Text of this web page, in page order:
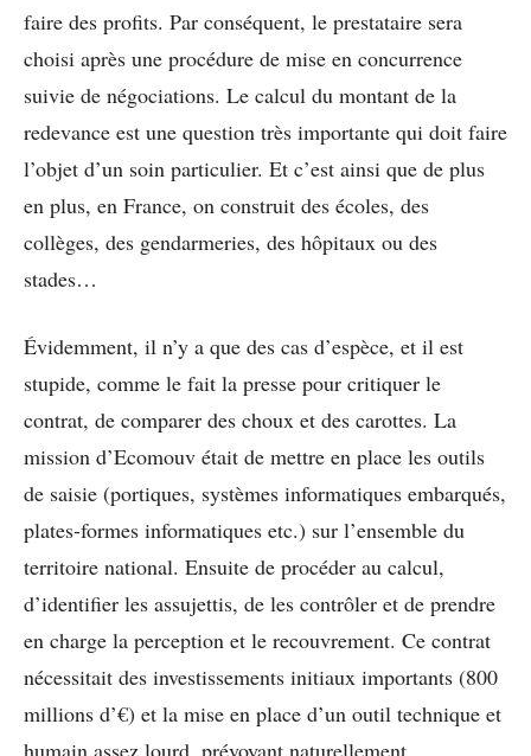
faire des profits. Par conséquent, le prestataire sera
choisi après une procédure de mise en concurrence
suivie de négociations. Le calcul du montant de la
redevance est une question très importante qui doit faire
l’objet d’un soin particulier. Et c’est ainsi que de plus
en plus, en France, on construit des écoles, des
collèges, des gendarmeries, des hôpitaux ou des
stades…
Évidemment, il n’y a que des cas d’espèce, et il est
stupide, comme le fait la presse pour critiquer le
contrat, de comparer des choux et des carottes. La
mission d’Ecomouv était de mettre en place les outils
de saisie (portiques, systèmes informatiques embarqués,
plates-formes informatiques etc.) sur l’ensemble du
territoire national. Ensuite de procéder au calcul,
d’identifier les assujettis, de les contrôler et de prendre
en charge la perception et le recouvrement. Ce contrat
nécessitait des investissements initiaux importants (800
millions d’€) et la mise en place d’un outil technique et
humain assez lourd, prévoyant naturellement